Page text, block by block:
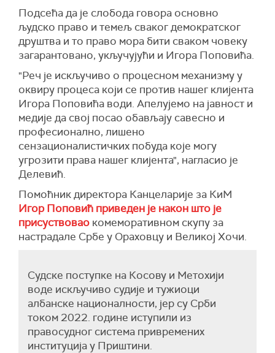
Подсећа да је слобода говора основно
људско право и темељ сваког демократског
друштва и то право мора бити сваком човеку
загарантовано, укључујући и Игора Поповића.
"Реч је искључиво о процесном механизму у
оквиру процеса који се против нашег клијента
Игора Поповића води. Апелујемо на јавност и
медије да свој посао обављају савесно и
професионално, лишено
сензационалистичких побуда које могу
угрозити права нашег клијента", нагласио је
Делевић.
Помоћник директора Канцеларије за КиМ
Игор Поповић приведен је након што је
присуствовао комеморативном скупу за
настрадале Србе у Ораховцу и Великој Хочи.
Судске поступке на Косову и Метохији
воде искључиво судије и тужиоци
албанске националности, јер су Срби
током 2022. године иступили из
правосудног система привремених
институција у Приштини.